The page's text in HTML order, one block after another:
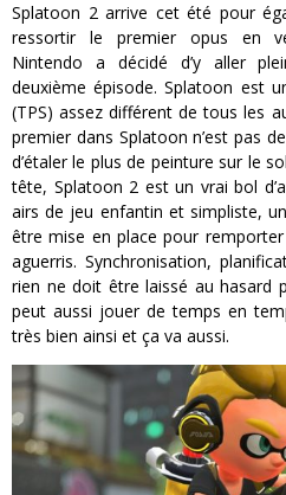
Splatoon 2 arrive cet été pour
ressortir le premier opus en
Nintendo a décidé d’y aller
deuxième épisode. Splatoon est
(TPS) assez différent de tous les
premier dans Splatoon n’est pas
d’étaler le plus de peinture sur le
tête, Splatoon 2 est un vrai bol
airs de jeu enfantin et simpliste,
être mise en place pour
aguerris. Synchronisation,
rien ne doit être laissé au hasard
peut aussi jouer de temps en
très bien ainsi et ça va aussi.